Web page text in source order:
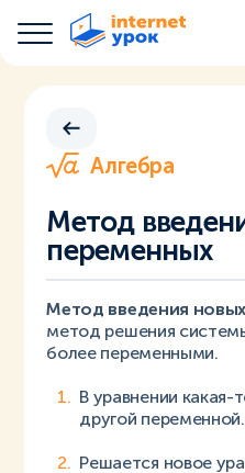
Алгебра
Метод
переменных
Метод введения
метод решения
более переменными.
В уравнении какая-
другой переменной.
Решается новое